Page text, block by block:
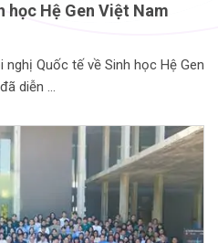
học Hệ Gen Việt Nam
Quốc tế về Sinh học Hệ Gen
diễn